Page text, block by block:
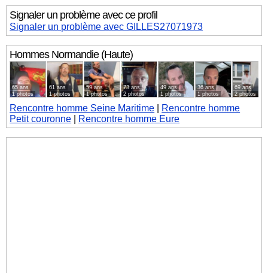
Signaler un problème avec ce profil
Signaler un problème avec GILLES27071973
HommesNormandie (Haute)
65 ans
1 photos
61 ans
1 photos
59 ans
1 photos
73 ans
2 photos
49 ans
1 photos
36 ans
1 photos
69 ans
2 photos
Rencontre homme Seine Maritime
Rencontre homme
Petit couronne
Rencontre homme Eure